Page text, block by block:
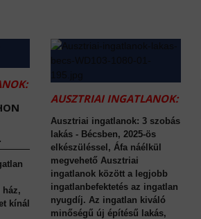
kínál
AUSZTRIAI INGATLANOK:
Ausztriai ingatlanok: 3 szobás
lakás - Bécsben, 2025-ös
elkészüléssel, Áfa náélkül
megvehető Ausztriai
ingatlanok között a legjobb
ingatlanbefektetés az ingatlan
nyugdíj. Az ingatlan kiváló
minőségű új építésű lakás,